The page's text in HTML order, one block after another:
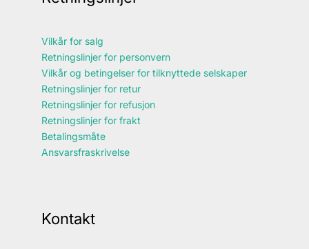
Vilkår for salg
Retningslinjer for personvern
Vilkår og betingelser for tilknyttede selskaper
Retningslinjer for retur
Retningslinjer for refusjon
Retningslinjer for frakt
Betalingsmåte
Ansvarsfraskrivelse
Kontakt